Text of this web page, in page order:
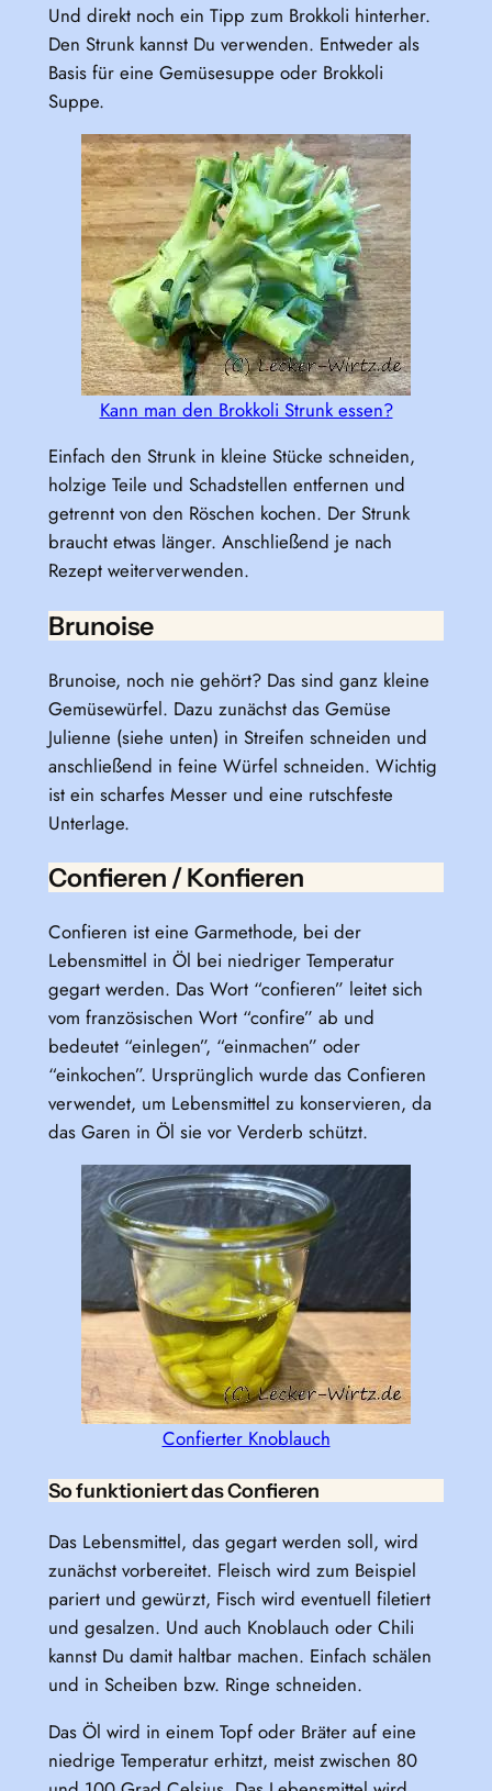
Und direkt noch ein Tipp zum Brokkoli hinterher.
Den Strunk kannst Du verwenden. Entweder als
Basis für eine Gemüsesuppe oder Brokkoli
Suppe.
Kann man den Brokkoli Strunk essen?
Einfach den Strunk in kleine Stücke schneiden,
holzige Teile und Schadstellen entfernen und
getrennt von den Röschen kochen. Der Strunk
braucht etwas länger. Anschließend je nach
Rezept weiterverwenden.
Brunoise
Brunoise, noch nie gehört? Das sind ganz kleine
Gemüsewürfel. Dazu zunächst das Gemüse
Julienne (siehe unten) in Streifen schneiden und
anschließend in feine Würfel schneiden. Wichtig
ist ein scharfes Messer und eine rutschfeste
Unterlage.
Confieren / Konfieren
Confieren ist eine Garmethode, bei der
Lebensmittel in Öl bei niedriger Temperatur
gegart werden. Das Wort “confieren” leitet sich
vom französischen Wort “confire” ab und
bedeutet “einlegen”, “einmachen” oder
“einkochen”. Ursprünglich wurde das Confieren
verwendet, um Lebensmittel zu konservieren, da
das Garen in Öl sie vor Verderb schützt.
Confierter Knoblauch
So funktioniert das Confieren
Das Lebensmittel, das gegart werden soll, wird
zunächst vorbereitet. Fleisch wird zum Beispiel
pariert und gewürzt, Fisch wird eventuell filetiert
und gesalzen. Und auch Knoblauch oder Chili
kannst Du damit haltbar machen. Einfach schälen
und in Scheiben bzw. Ringe schneiden.
Das Öl wird in einem Topf oder Bräter auf eine
niedrige Temperatur erhitzt, meist zwischen 80